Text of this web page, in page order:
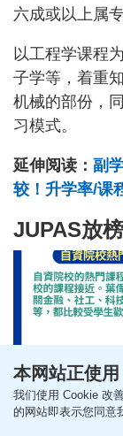
六成或以上属
以工程学课程
子学等，着重
机械的部份，
习模式。
延伸阅读： 副
较！升学率/课
JUPAS放
本网站正使
我们使用 Cookie 改
的网站即表示您同意